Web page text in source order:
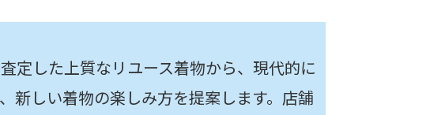
定した上質なリユース着物から、現代的に
新しい着物の楽しみ方を提案します。店舗